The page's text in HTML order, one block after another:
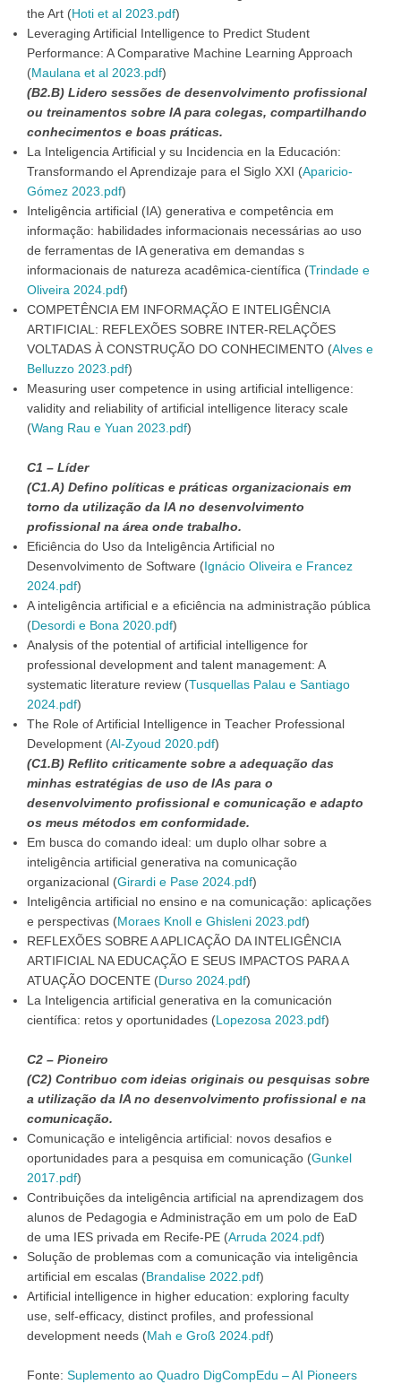
the Art (Hoti et al 2023.pdf)
Leveraging Artificial Intelligence to Predict Student
Performance: A Comparative Machine Learning Approach
(Maulana et al 2023.pdf)
(B2.B) Lidero sessões de desenvolvimento profissional
ou treinamentos sobre IA para colegas, compartilhando
conhecimentos e boas práticas.
La Inteligencia Artificial y su Incidencia en la Educación:
Transformando el Aprendizaje para el Siglo XXI (Aparicio-
Gómez 2023.pdf)
Inteligência artificial (IA) generativa e competência em
informação: habilidades informacionais necessárias ao uso
de ferramentas de IA generativa em demandas s
informacionais de natureza acadêmica-científica (Trindade e
Oliveira 2024.pdf)
COMPETÊNCIA EM INFORMAÇÃO E INTELIGÊNCIA
ARTIFICIAL: REFLEXÕES SOBRE INTER-RELAÇÕES
VOLTADAS À CONSTRUÇÃO DO CONHECIMENTO (Alves e
Belluzzo 2023.pdf)
Measuring user competence in using artificial intelligence:
validity and reliability of artificial intelligence literacy scale
(Wang Rau e Yuan 2023.pdf)
C1 – Líder
(C1.A) Defino políticas e práticas organizacionais em
torno da utilização da IA no desenvolvimento
profissional na área onde trabalho.
Eficiência do Uso da Inteligência Artificial no
Desenvolvimento de Software ( Ignácio Oliveira e Francez
2024.pdf)
A inteligência artificial e a eficiência na administração pública
(Desordi e Bona 2020.pdf)
Analysis of the potential of artificial intelligence for
professional development and talent management: A
systematic literature review (Tusquellas Palau e Santiago
2024.pdf)
The Role of Artificial Intelligence in Teacher Professional
Development (Al-Zyoud 2020.pdf)
(C1.B) Reflito criticamente sobre a adequação das
minhas estratégias de uso de IAs para o
desenvolvimento profissional e comunicação e adapto
os meus métodos em conformidade.
Em busca do comando ideal: um duplo olhar sobre a
inteligência artificial generativa na comunicação
organizacional (Girardi e Pase 2024.pdf)
Inteligência artificial no ensino e na comunicação: aplicações
e perspectivas (Moraes Knoll e Ghisleni 2023.pdf)
REFLEXÕES SOBRE A APLICAÇÃO DA INTELIGÊNCIA
ARTIFICIAL NA EDUCAÇÃO E SEUS IMPACTOS PARA A
ATUAÇÃO DOCENTE (Durso 2024.pdf)
La Inteligencia artificial generativa en la comunicación
científica: retos y oportunidades ( Lopezosa 2023.pdf)
C2 – Pioneiro
(C2) Contribuo com ideias originais ou pesquisas sobre
a utilização da IA no desenvolvimento profissional e na
comunicação.
Comunicação e inteligência artificial: novos desafios e
oportunidades para a pesquisa em comunicação (Gunkel
2017.pdf)
Contribuições da inteligência artificial na aprendizagem dos
alunos de Pedagogia e Administração em um polo de EaD
de uma IES privada em Recife-PE (Arruda 2024.pdf)
Solução de problemas com a comunicação via inteligência
artificial em escalas (Brandalise 2022.pdf)
Artificial intelligence in higher education: exploring faculty
use, self-efficacy, distinct profiles, and professional
development needs (Mah e Groß 2024.pdf)
Fonte: Suplemento ao Quadro DigCompEdu – AI Pioneers